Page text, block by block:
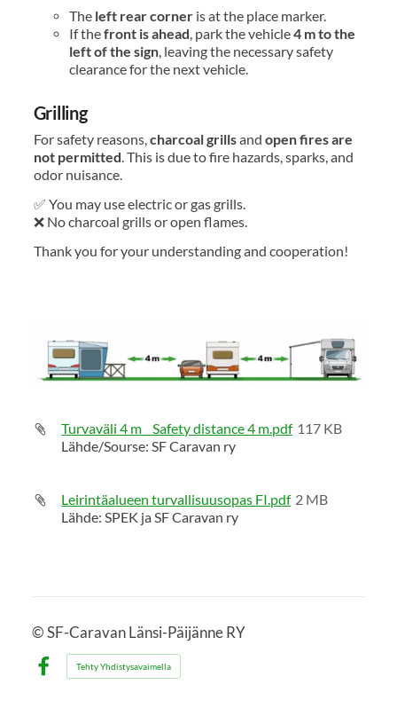
The left rear corneris at the place marker.
If thefront is ahead , park the vehicle4 m to the
left of the sign, leaving the necessary safety
clearance for the next vehicle.
Grilling
For safety reasons,charcoal grillsand open fires are
not permitted. This is due to fire hazards, sparks, and
odor nuisance.
✅ You may use electric or gas grills.
❌ No charcoal grills or open flames.
Thank you for your understanding and cooperation!
Turvaväli 4 m__Safety distance 4 m.pdf 117 KB
Lähde/Sourse: SF Caravan ry
Leirintäalueen turvallisuusopas FI.pdf 2 MB
Lähde: SPEK ja SF Caravan ry
© SF-Caravan Länsi-Päijänne RY
Facebook
Tehty Yhdistysavaimella